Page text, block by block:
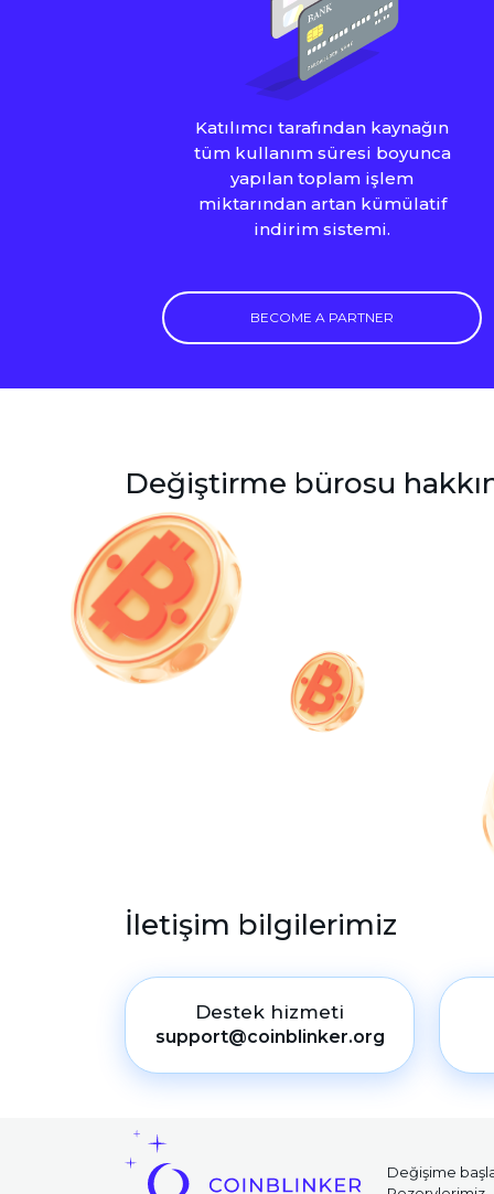
Katılımcı tarafından kaynağın
tüm kullanım süresi boyunca
yapılan toplam işlem
miktarından artan kümülatif
indirim sistemi.
BECOME A PARTNER
Değiştirme bürosu
İletişim bilgilerimiz
Destek hizmeti
support@coinblinker.org
Değişime